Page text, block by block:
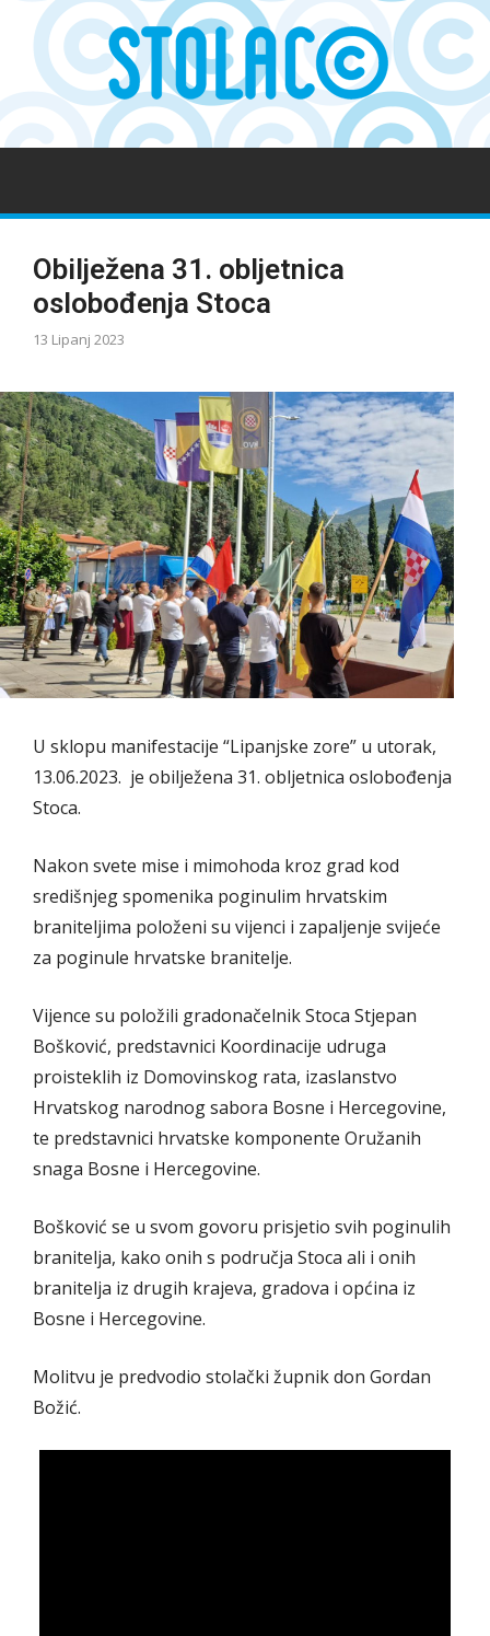
Obilježena 31. obljetnica
oslobođenja Stoca
13 Lipanj 2023
U sklopu manifestacije “Lipanjske zore” u utorak,
13.06.2023. je obilježena 31. obljetnica oslobođenja
Stoca.
Nakon svete mise i mimohoda kroz grad kod
središnjeg spomenika poginulim hrvatskim
braniteljima položeni su vijenci i zapaljenje svijeće
za poginule hrvatske branitelje.
Vijence su položili gradonačelnik Stoca Stjepan
Bošković, predstavnici Koordinacije udruga
proisteklih iz Domovinskog rata, izaslanstvo
Hrvatskog narodnog sabora Bosne i Hercegovine,
te predstavnici hrvatske komponente Oružanih
snaga Bosne i Hercegovine.
Bošković se u svom govoru prisjetio svih poginulih
branitelja, kako onih s područja Stoca ali i onih
branitelja iz drugih krajeva, gradova i općina iz
Bosne i Hercegovine.
Molitvu je predvodio stolački župnik don Gordan
Božić.